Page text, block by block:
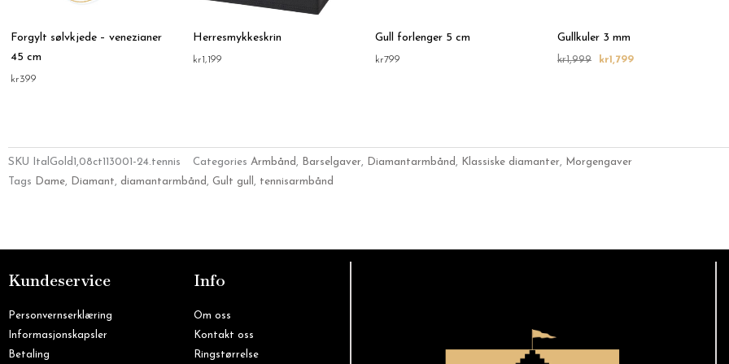
Forgylt sølvkjede – venezianer
45 cm
kr399
Herresmykkeskrin
kr1,199
Gull forlenger 5 cm
kr799
Gullkuler 3 mm
kr1,999 kr1,799
SKU ItalGold1,08ct113001-24.tennis Categories Armbånd , Barselgaver, Diamantarmbånd , Klassiske diamanter,
Morgengaver
Tags
Dame, Diamant, diamantarmbånd , Gult gull , tennisarmbånd
Kundeservice
Personvernserklæring
Informasjonskapsler
Betaling
Info
Om oss
Kontakt oss
Ringstørrelse